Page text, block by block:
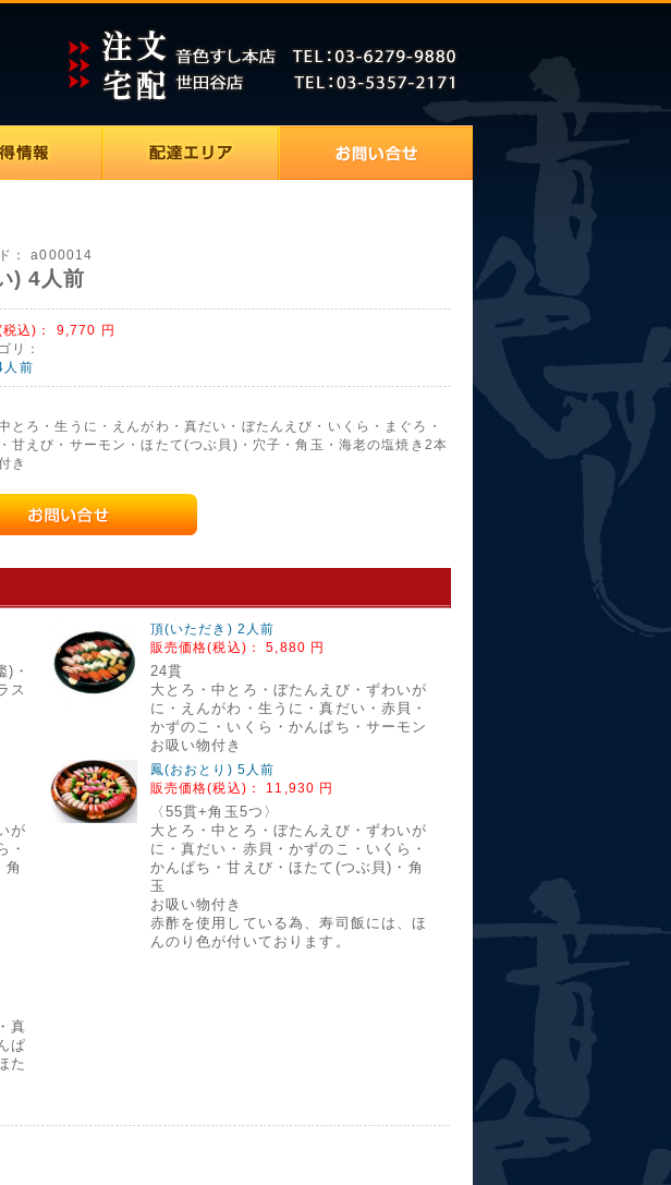
： a000014
) 4人前
込)： 9,770 円
リ：
人前
とろ・生うに・えんがわ・真だい・ぼたんえび・いくら・まぐろ・
甘えび・サーモン・ほたて(つぶ貝)・穴子・角玉・海老の塩焼き2本
き
・
ス
頂(いただき) 2人前
販売価格(税込)：5,880 円
24貫
大とろ・中とろ・ぼたんえび・ずわいが
に・えんがわ・生うに・真だい・赤貝・
かずのこ・いくら・かんぱち・サーモン
お吸い物付き
が
・
角
鳳(おおとり) 5人前
販売価格(税込)： 11,930 円
〈55貫+角玉5つ〉
大とろ・中とろ・ぼたんえび・ずわいが
に・真だい・赤貝・かずのこ・いくら・
かんぱち・甘えび・ほたて(つぶ貝)・角
玉
お吸い物付き
赤酢を使用している為、寿司飯には、ほ
んのり色が付いております。
真
ぱ
た